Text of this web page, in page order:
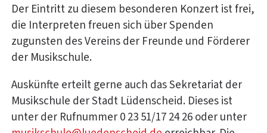
Der Eintritt zu diesem besonderen Konzert ist frei,
die Interpreten freuen sich über Spenden
zugunsten des Vereins der Freunde und Förderer
der Musikschule.
Auskünfte erteilt gerne auch das Sekretariat der
Musikschule der Stadt Lüdenscheid. Dieses ist
unter der Rufnummer 0 23 51/17 24 26 oder unter